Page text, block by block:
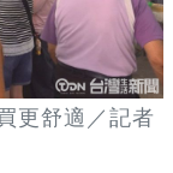
更舒適／記者